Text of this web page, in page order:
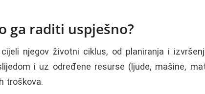
ga raditi uspješno?
njegov životni ciklus, od planiranja i
i uz određene resurse (ljude, mašine,
troškova.